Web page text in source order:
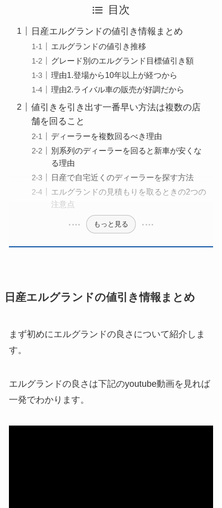
目次
日産エルグランドの値引き情報まとめ
エルグランドの値引き推移
グレード別のエルグランド目標値引き額
理由1.登場から10年以上が経つから
理由2.ライバル車の販売が好調だから
値引きを引き出す一番早い方法は複数の店
舗を回ること
ディーラーを複数回るべき理由
別系列のディーラーを回ると新車が安くな
る理由
日産で自宅近くのディーラーを探す方法
エルグランドの見積もりを取るときの2つの
注意点
もっと見る
日産エルグランドの値引き情報まとめ
まず初めにエルグランドの良さについて紹介しま
す。
エルグランドの良さは下記のyoutube動画を見れば
一発でわかります。